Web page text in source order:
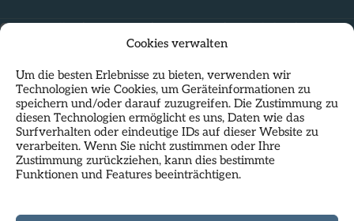
Cookies verwalten
Um die besten Erlebnisse zu bieten, verwenden wir
Technologien wie Cookies, um Geräteinformationen zu
speichern und/oder darauf zuzugreifen. Die Zustimmung zu
diesen Technologien ermöglicht es uns, Daten wie das
Surfverhalten oder eindeutige IDs auf dieser Website zu
verarbeiten. Wenn Sie nicht zustimmen oder Ihre
Zustimmung zurückziehen, kann dies bestimmte
Funktionen und Features beeinträchtigen.
Offene Stellen|Impressum|Compliance|Rechtliches|
Nutzungsbedingungen & Datenschutz
Als Standortpartner imHP23residiert das Regionalmanagement
Hauptplatz in Linz und nutzt die inspirierende Atmosphäre dieses